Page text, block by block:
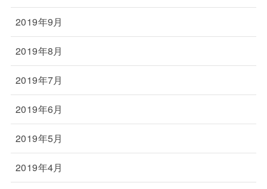
2019年9月
2019年8月
2019年7月
2019年6月
2019年5月
2019年4月